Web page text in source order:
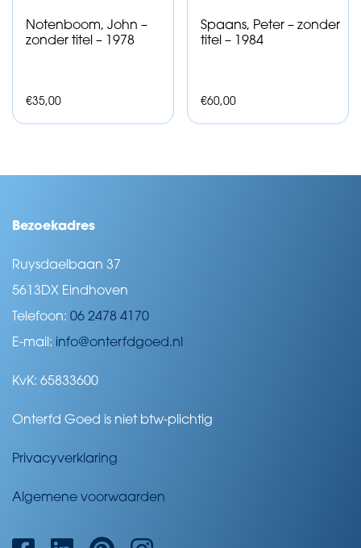
Notenboom, John –
zonder titel – 1978
€35,00
Spaans, Peter – zonder
titel – 1984
€60,00
Bezoekadres
Ruysdaelbaan 37
5613DX Eindhoven
Telefoon: 06 2478 4170
E-mail: info@onterfdgoed.nl
KvK: 65833600
Onterfd Goed is niet btw-plichtig
Privacyverklaring
Algemene voorwaarden